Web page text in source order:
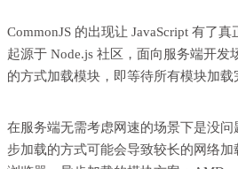
CommonJS 的出现让 JavaScript 有了
起源于 Node.js 社区，面向服务端开发
的方式加载模块，即等待所有模块加载
在服务端无需考虑网速的场景下是没问
步加载的方式可能会导致较长的网络